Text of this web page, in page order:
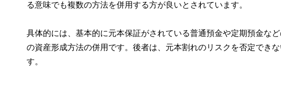
る意味でも複数の方法を併用する方が良いとされています。
具体的には、基本的に元本保証がされている普通預金や定期預金な
の資産形成方法の併用です。後者は、元本割れのリスクを否定でき
す。